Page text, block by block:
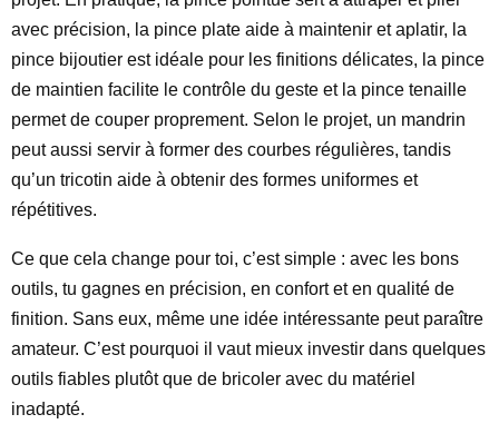
avec précision, la pince plate aide à maintenir et aplatir, la
pince bijoutier est idéale pour les finitions délicates, la pince
de maintien facilite le contrôle du geste et la pince tenaille
permet de couper proprement. Selon le projet, un mandrin
peut aussi servir à former des courbes régulières, tandis
qu’un tricotin aide à obtenir des formes uniformes et
répétitives.
Ce que cela change pour toi, c’est simple : avec les bons
outils, tu gagnes en précision, en confort et en qualité de
finition. Sans eux, même une idée intéressante peut paraître
amateur. C’est pourquoi il vaut mieux investir dans quelques
outils fiables plutôt que de bricoler avec du matériel
inadapté.